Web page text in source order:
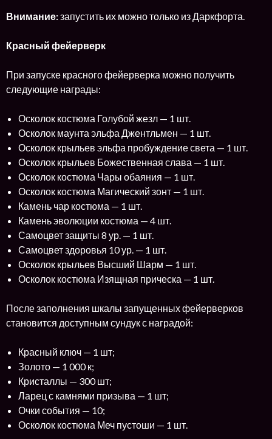
Внимание:запустить их можно только из Даркфорта.
Красный фейерверк
При запуске красного фейерверка можно получить
следующие награды:
Осколок костюма Голубой жезл — 1 шт.
Осколок маунта эльфа Джентльмен — 1 шт.
Осколок крыльев эльфа пробуждение света — 1 шт.
Осколок крыльев Божественная слава — 1 шт.
Осколок костюма Чары обаяния — 1 шт.
Осколок костюма Магический зонт — 1 шт.
Камень чар костюма — 1 шт.
Камень эволюции костюма — 4 шт.
Самоцвет защиты 8 ур. — 1 шт.
Самоцвет здоровья 10 ур. — 1 шт.
Осколок крыльев Высший Шарм — 1 шт.
Осколок костюма Изящная прическа — 1 шт.
После заполнения шкалы запущенных фейерверков
становится доступным сундук с наградой:
Красный ключ — 1 шт;
Золото — 1 000 к;
Кристаллы — 300 шт;
Ларец с камнями призыва — 1 шт;
Очки события — 10;
Осколок костюма Меч пустоши — 1 шт.